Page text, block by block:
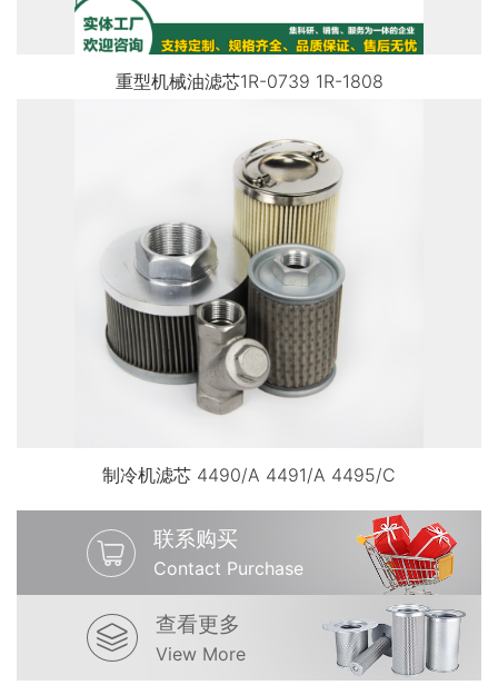
重型机械油滤芯1R-0739 1R-1808
制冷机滤芯 4490/A 4491/A 4495/C
联系购买
Contact Purchase
查看更多
View More